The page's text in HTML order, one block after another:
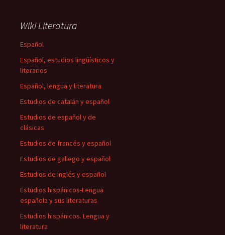
Wiki Literatura
Español
Español, estudios lingüísticos y
literarios
Español, lengua y literatura
Estudios de catalán y español
Estudios de español y de
clásicas
Estudios de francés y español
Estudios de gallego y español
Estudios de inglés y español
Estudios hispánicos-Lengua
española y sus literaturas
Estudios hispánicos. Lengua y
literatura